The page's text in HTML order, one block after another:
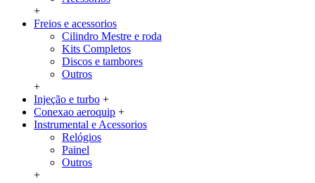
+
Freios e acessorios
Cilindro Mestre e roda
Kits Completos
Discos e tambores
Outros
+
Injeção e turbo +
Conexao aeroquip +
Instrumental e Acessorios
Relógios
Painel
Outros
+